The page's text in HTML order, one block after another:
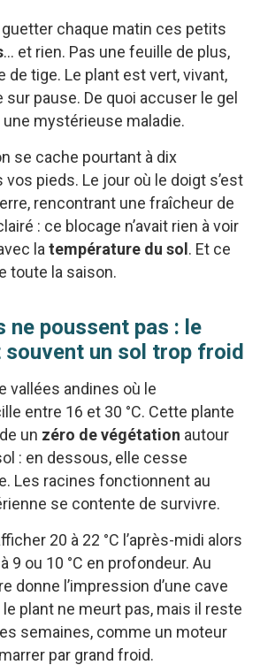
chaque matin ces petits
… et rien. Pas une feuille de plus,
de tige. Le plant est vert, vivant,
pause. De quoi accuser le gel
une mystérieuse maladie.
se cache pourtant à dix
pieds. Le jour où le doigt s’est
rencontrant une fraîcheur de
: ce blocage n’avait rien à voir
la température du sol. Et ce
toute la saison.
ne poussent pas : le
souvent un sol trop froid
vallées andines où le
entre 16 et 30 °C. Cette plante
un zéro de végétation autour
: en dessous, elle cesse
Les racines fonctionnent au
se contente de survivre.
20 à 22 °C l’après-midi alors
9 ou 10 °C en profondeur. Au
donne l’impression d’une cave
plant ne meurt pas, mais il reste
semaines, comme un moteur
par grand froid.